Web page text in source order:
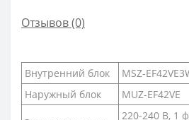
Отзывов (0)
Внутренний блок
MSZ-
Наружный блок
MUZ-EF42VE
220-240 В, 1